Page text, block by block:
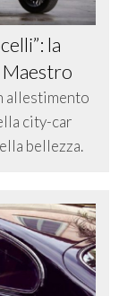
la
Maestro
allestimento
city-car
bellezza.